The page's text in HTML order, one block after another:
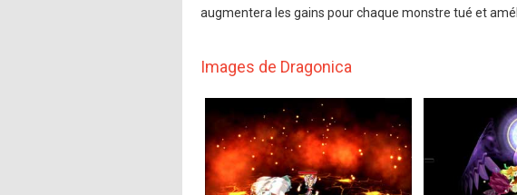
augmentera les gains pour chaque monstre tué et
Images de Dragonica